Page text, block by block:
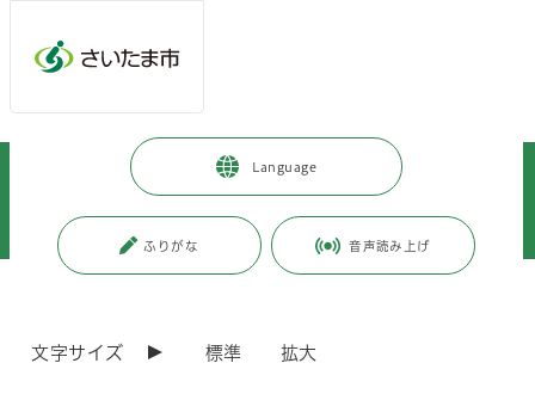
Language
ふりがな 音声読み上げ
文字サイズ 標準 拡大
観光・スポーツ・文化 > 文化・芸術
さいたま市の取り組み
【イベントレポート】謎解き周遊イベント「大宮からの挑戦状Vol.8」
【イベントレポート】謎解き周遊イベント「大宮か